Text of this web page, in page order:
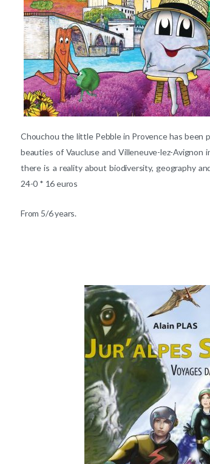
Chouchou the little Pebble in Provence has been
beauties of Vaucluse and Villeneuve-lez-
there is a reality about biodiversity, geography
24-0 * 16 euros
From 5/6 years.